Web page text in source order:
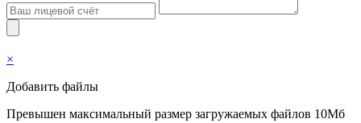
×
Добавить файлы
Превышен максимальный размер загружаемых файлов 10Мб